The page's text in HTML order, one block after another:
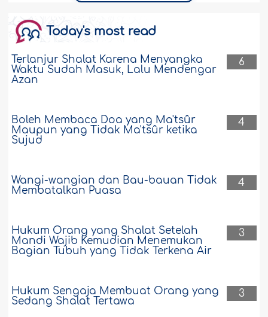
Today's most read
6
Terlanjur Shalat Karena Menyangka
Waktu Sudah Masuk, Lalu Mendengar
Azan
4
Boleh Membaca Doa yang Ma'tsûr
Maupun yang Tidak Ma'tsûr ketika
Sujud
4
Wangi-wangian dan Bau-bauan Tidak
Membatalkan Puasa
3
Hukum Orang yang Shalat Setelah
Mandi Wajib Kemudian Menemukan
Bagian Tubuh yang Tidak Terkena Air
3
Hukum Sengaja Membuat Orang yang
Sedang Shalat Tertawa